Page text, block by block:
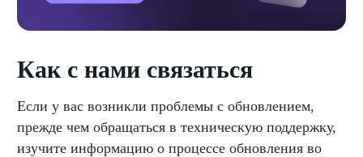
Как с нами связаться
Если у вас возникли проблемы с обновлением,
прежде чем обращаться в техническую поддержку,
изучите информацию о процессе обновления во